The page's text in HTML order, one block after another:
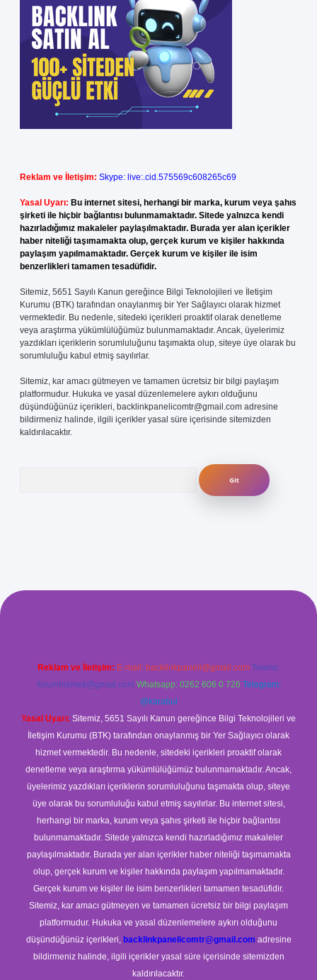
Reklam ve İletişim: Skype: live:.cid.575569c608265c69
Yasal Uyarı: Bu internet sitesi, herhangi bir marka, kurum veya şahıs
şirketi ile hiçbir bağlantısı bulunmamaktadır. Sitede yalnızca kendi
hazırladığımız makaleler paylaşılmaktadır. Burada yer alan içerikler
haber niteliği taşımamakta olup, gerçek kurum ve kişiler hakkında
paylaşım yapılmamaktadır. Gerçek kurum ve kişiler ile isim
benzerlikleri tamamen tesadüfidir.
Sitemiz, 5651 Sayılı Kanun gereğince Bilgi Teknolojileri ve İletişim
Kurumu (BTK) tarafından onaylanmış bir Yer Sağlayıcı olarak hizmet
vermektedir. Bu nedenle, sitedeki içerikleri proaktif olarak denetleme
veya araştırma yükümlülüğümüz bulunmamaktadır. Ancak, üyelerimiz
yazdıkları içeriklerin sorumluluğunu taşımakta olup, siteye üye olarak bu
sorumluluğu kabul etmiş sayılırlar.
Sitemiz, kar amacı gütmeyen ve tamamen ücretsiz bir bilgi paylaşım
platformudur. Hukuka ve yasal düzenlemelere aykırı olduğunu
düşündüğünüz içerikleri, backlinkpanelicomtr@gmail.com adresine
bildirmeniz halinde, ilgili içerikler yasal süre içerisinde sitemizden
kaldırılacaktır.
giris.com/
Reklam ve İletişim: E-mail: backlinkpaneli@gmail.com Teams:
forumhizmeti@gmail.com Whatsapp: 0262 606 0 726 Telegram:
@karabul
Yasal Uyarı: Sitemiz, 5651 Sayılı Kanun gereğince Bilgi Teknolojileri ve
İletişim Kurumu (BTK) tarafından onaylanmış bir Yer Sağlayıcı olarak
hizmet vermektedir. Bu nedenle, sitedeki içerikleri proaktif olarak
denetleme veya araştırma yükümlülüğümüz bulunmamaktadır. Ancak,
üyelerimiz yazdıkları içeriklerin sorumluluğunu taşımakta olup, siteye
üye olarak bu sorumluluğu kabul etmiş sayılırlar. Bu internet sitesi,
herhangi bir marka, kurum veya şahıs şirketi ile hiçbir bağlantısı
bulunmamaktadır. Sitede yalnızca kendi hazırladığımız makaleler
paylaşılmaktadır. Burada yer alan içerikler haber niteliği taşımamakta
olup, gerçek kurum ve kişiler hakkında paylaşım yapılmamaktadır.
Gerçek kurum ve kişiler ile isim benzerlikleri tamamen tesadüfidir.
Sitemiz, kar amacı gütmeyen ve tamamen ücretsiz bir bilgi paylaşım
platformudur. Hukuka ve yasal düzenlemelere aykırı olduğunu
düşündüğünüz içerikleri, backlinkpanelicomtr@gmail.com adresine
bildirmeniz halinde, ilgili içerikler yasal süre içerisinde sitemizden
kaldırılacaktır.